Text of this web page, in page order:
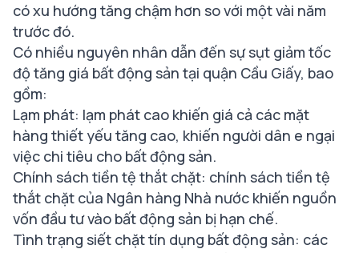
có xu hướng tăng chậm hơn so với một vài năm
trước đó.
Có nhiều nguyên nhân dẫn đến sự sụt giảm tốc
độ tăng giá bất động sản tại quận Cầu Giấy, bao
gồm:
Lạm phát: lạm phát cao khiến giá cả các mặt
hàng thiết yếu tăng cao, khiến người dân e ngại
việc chi tiêu cho bất động sản.
Chính sách tiền tệ thắt chặt: chính sách tiền tệ
thắt chặt của Ngân hàng Nhà nước khiến nguồn
vốn đầu tư vào bất động sản bị hạn chế.
Tình trạng siết chặt tín dụng bất động sản: các